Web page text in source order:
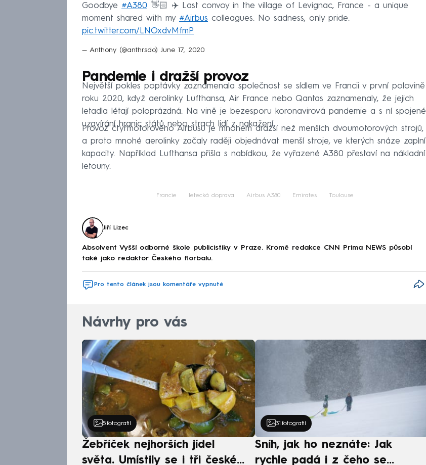
Goodbye #A380 👋🏻 ✈️ Last convoy in the village of Levignac, France - a unique
moment shared with my #Airbus colleagues. No sadness, only pride.
pic.twitter.com/LNOxdvMfmP
— Anthony (@anthrsdo) June 17, 2020
Pandemie i dražší provoz
Největší pokles poptávky zaznamenala společnost se sídlem ve Francii v první polovině
roku 2020, když aerolinky Lufthansa, Air France nebo Qantas zaznamenaly, že jejich
letadla létají poloprázdná. Na vině je bezesporu koronavirová pandemie a s ní spojené
uzavírání hranic států nebo strach lidí z nakažení.
Provoz čtyřmotorového Airbusu je mnohem dražší než menších dvoumotorových strojů,
a proto mnohé aerolinky začaly raději objednávat menší stroje, ve kterých snáze zaplní
kapacity. Například Lufthansa přišla s nabídkou, že vyřazené A380 přestaví na nákladní
letouny.
Francie letecká doprava Airbus A380 Emirates Toulouse
Jiří Lizec
Absolvent Vyšší odborné škole publicistiky v Praze. Kromě redakce CNN Prima NEWS působí
také jako redaktor Českého florbalu.
Pro tento článek jsou komentáře vypnuté
Návrhy pro vás
5 fotografií
Žebříček nejhorších jídel
světa. Umístily se i tři české
31 fotografií
Sníh, jak ho neznáte: Jak
rychle padá i z čeho se